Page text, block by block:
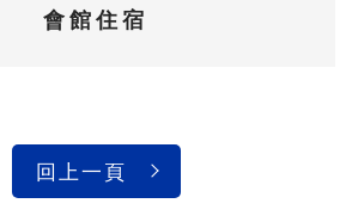
會館住宿
回上一頁